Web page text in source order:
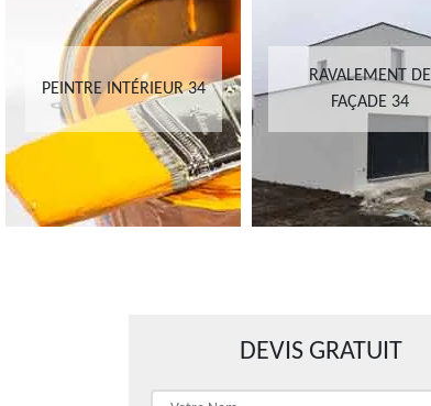
PEINTRE INTÉRIEUR 34
RAVALEMENT DE
FAÇADE 34
DEVIS GRATUIT